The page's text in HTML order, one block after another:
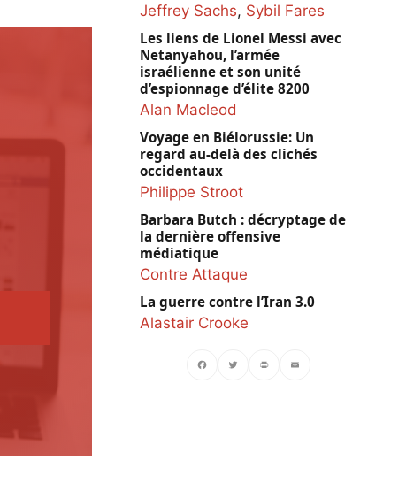
Jeffrey Sachs, Sybil Fares
Les liens de Lionel Messi avec
Netanyahou, l’armée
israélienne et son unité
d’espionnage d’élite 8200
Alan Macleod
Voyage en Biélorussie: Un
regard au-delà des clichés
occidentaux
Philippe Stroot
Barbara Butch : décryptage de
la dernière offensive
médiatique
Contre Attaque
La guerre contre l’Iran 3.0
Alastair Crooke